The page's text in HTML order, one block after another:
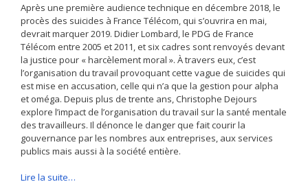
Après une première audience technique en décembre 2018, le
procès des suicides à France Télécom, qui s’ouvrira en mai,
devrait marquer 2019. Didier Lombard, le PDG de France
Télécom entre 2005 et 2011, et six cadres sont renvoyés devant
la justice pour « harcèlement moral ». À travers eux, c’est
l’organisation du travail provoquant cette vague de suicides qui
est mise en accusation, celle qui n’a que la gestion pour alpha
et oméga. Depuis plus de trente ans, Christophe Dejours
explore l’impact de l’organisation du travail sur la santé mentale
des travailleurs. Il dénonce le danger que fait courir la
gouvernance par les nombres aux entreprises, aux services
publics mais aussi à la société entière.
Lire la suite…